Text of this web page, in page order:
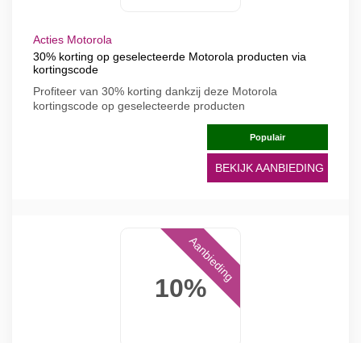
Acties Motorola
30% korting op geselecteerde Motorola producten via
kortingscode
Profiteer van 30% korting dankzij deze Motorola
kortingscode op geselecteerde producten
Populair
BEKIJK AANBIEDING
10%
Aanbieding